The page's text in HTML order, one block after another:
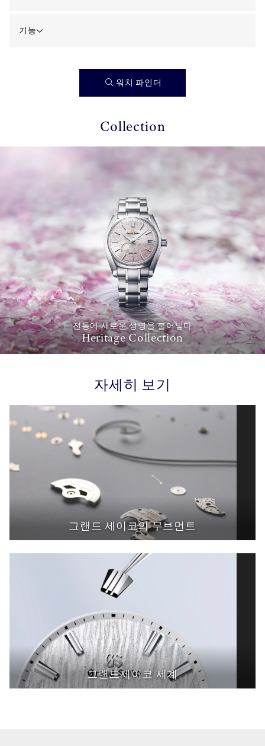
기능
워치 파인더
Collection
전통에 새로운 생명을 불어넣다
Heritage Collection
자세히 보기
그랜드 세이코의 무브먼트
그랜드세이코 세계